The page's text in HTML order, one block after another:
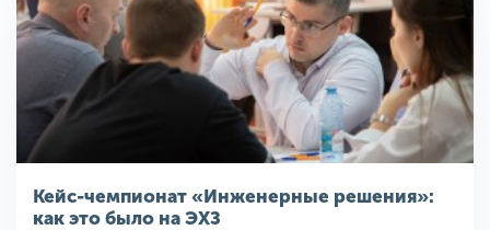
Кейс-чемпионат «Инженерные решения»:
как это было на ЭХЗ